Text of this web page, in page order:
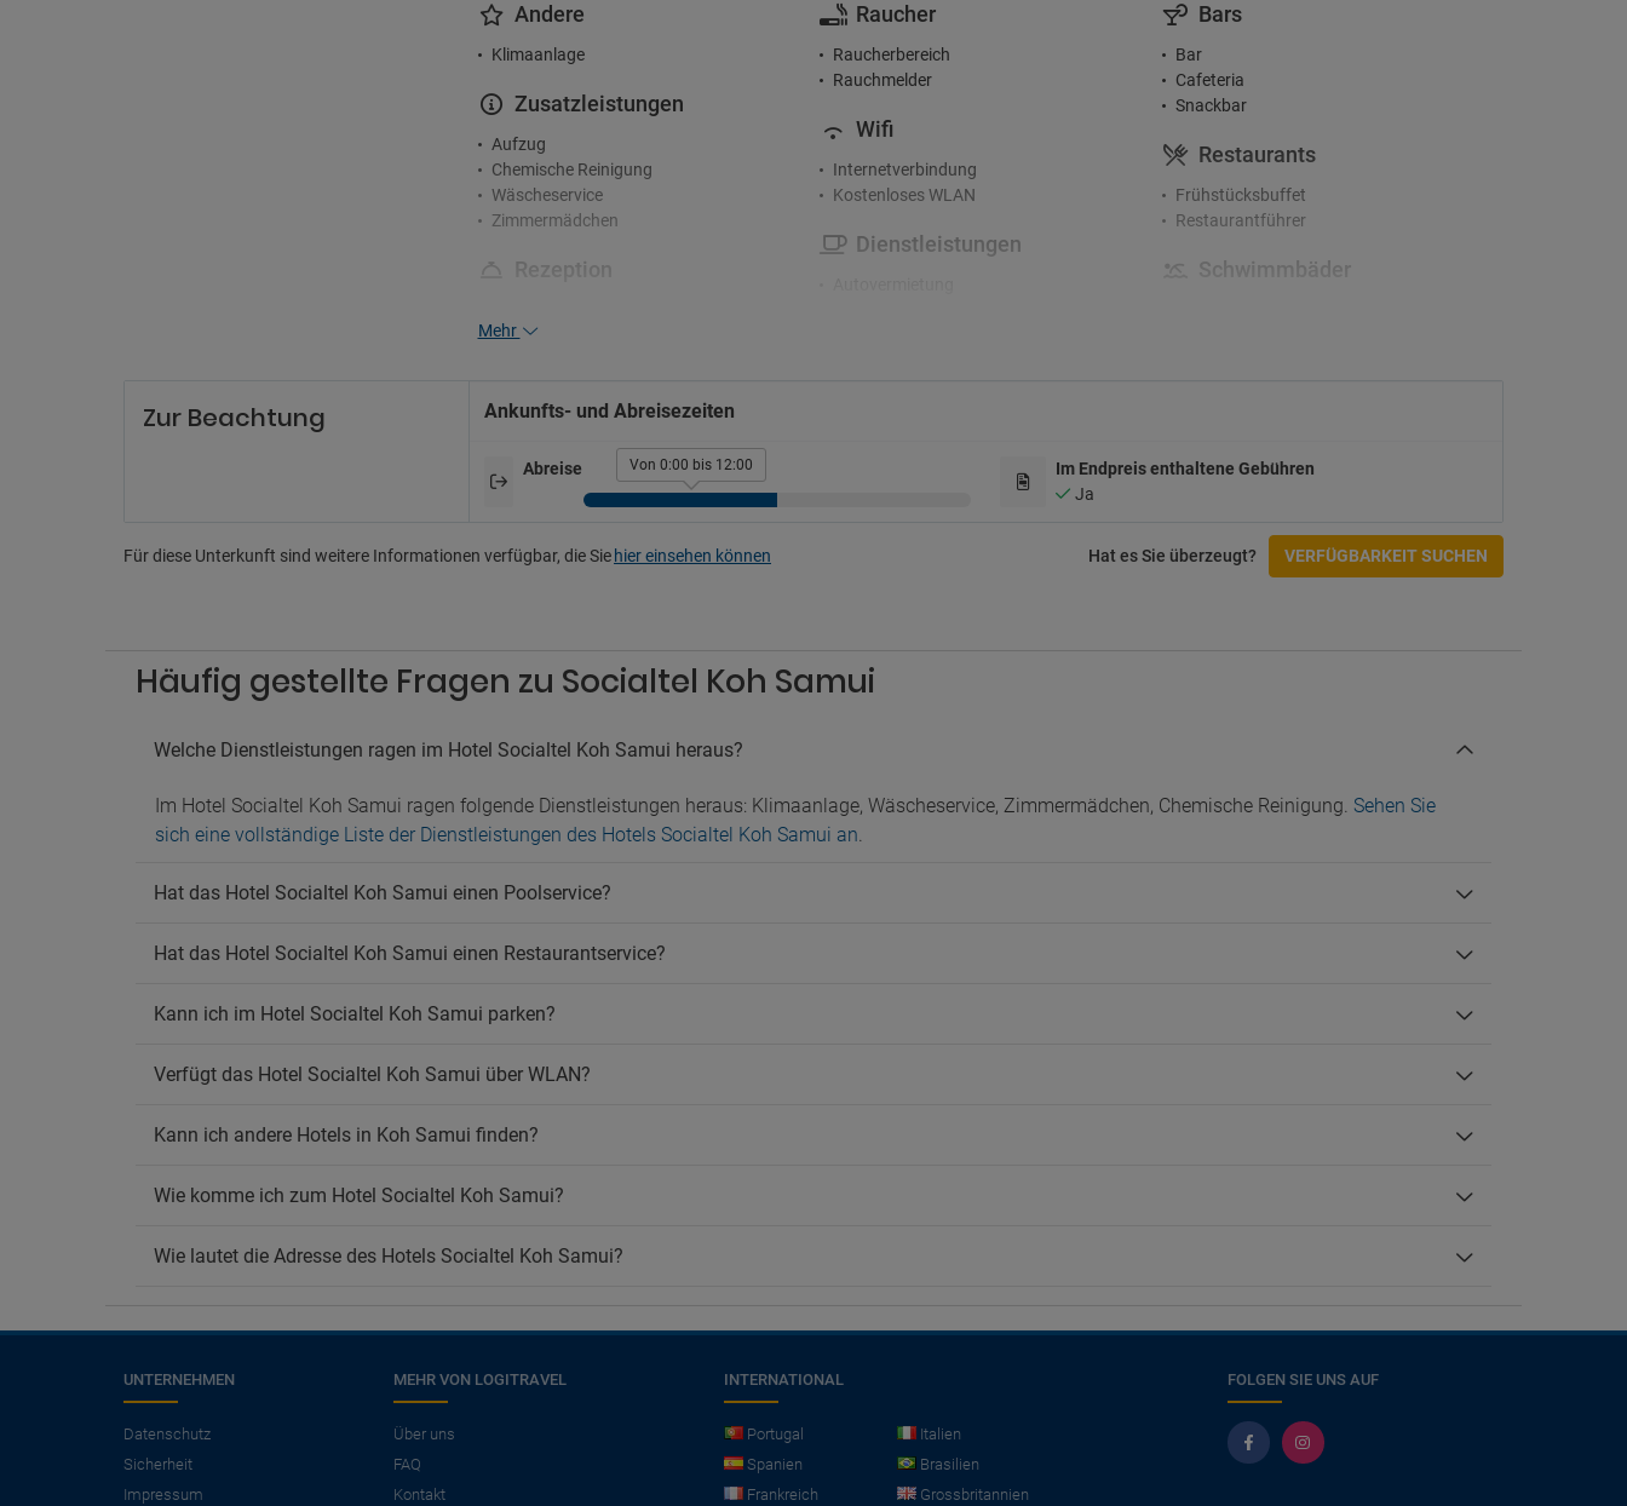
Andere
Klimaanlage
Zusatzleistungen
Aufzug
Chemische Reinigung
Wäscheservice
Zimmermädchen
Rezeption
Concierge-Service
Geschäfte im Hotel
Parkplatz
Haustiere
Raucher
Raucherbereich
Rauchmelder
Wifi
Internetverbindung
Kostenloses WLAN
Dienstleistungen
Bars
Bar
Cafeteria
Snackbar
Restaurants
Frühstücksbuffet
Restaurantführer
Schwimmbäder
Check-In/Checkout
Mehr
Zur Beachtung Ankunfts- und Abreisezeiten
Abreise Von 0:00 bis 12:00
Im Endpreis enthaltene Gebühren
Ja
Für diese Unterkunft sind weitere Informationen verfügbar, die Sie hier einsehen können Hat es Sie überzeugt? VERFÜGBARKEIT SUCHEN
Häufig gestellte Fragen zu Socialtel Koh Samui
Welche Dienstleistungen ragen im Hotel Socialtel Koh Samui heraus?
Im Hotel Socialtel Koh Samui ragen folgende Dienstleistungen heraus: Klimaanlage, Wäscheservice, Zimmermädchen, Chemische Reinigung. Sehen Sie
sich eine vollständige Liste der Dienstleistungen des Hotels Socialtel Koh Samui an.
Hat das Hotel Socialtel Koh Samui einen Poolservice?
Hat das Hotel Socialtel Koh Samui einen Restaurantservice?
Kann ich im Hotel Socialtel Koh Samui parken?
Verfügt das Hotel Socialtel Koh Samui über WLAN?
Kann ich andere Hotels in Koh Samui finden?
Wie komme ich zum Hotel Socialtel Koh Samui?
Wie lautet die Adresse des Hotels Socialtel Koh Samui?
Benötigen Sie einen
Flug?
UNTERNEHMEN
Datenschutz
Sicherheit
Impressum
MEHR VON LOGITRAVEL
Über uns
FAQ
Kontakt
INTERNATIONAL
Portugal
Italien
Spanien
Brasilien
Frankreich
Grossbritannien
FOLGEN SIE UNS AUF